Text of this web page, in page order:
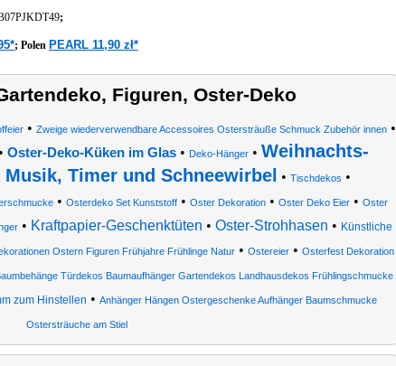
;
; Polen PEARL 11,90 zł*
Figuren, Oster-Deko
• Zweige wiederverwendbare Accessoires Ostersträuße Schmuck Zubehör innen•
• Oster-Deko-Küken im Glas • Deko-Hänger • Weihnachts-
Timer und Schneewirbel
• Tischdekos •
• Osterdeko Set Kunststoff • Oster Dekoration • Oster Deko Eier • Oster
• Kraftpapier-Geschenktüten • Oster-Strohhasen • Künstliche
Ostern Figuren Frühjahre Frühlinge Natur• Ostereier• Osterfest Dekoration
Türdekos Baumaufhänger Gartendekos Landhausdekos Frühlingschmucke
zum Hinstellen • Anhänger Hängen Ostergeschenke Aufhänger Baumschmucke
Ostersträuche am Stiel